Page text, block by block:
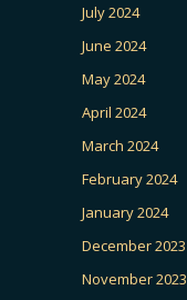
July 2024
June 2024
May 2024
April 2024
March 2024
February 2024
January 2024
December 2023
November 2023